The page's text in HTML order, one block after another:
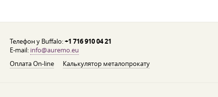
Телефон у Buffalo:+1 716 910 04 21
E-mail: info@auremo.eu
Оплата On-line
Калькулятор металопрокату